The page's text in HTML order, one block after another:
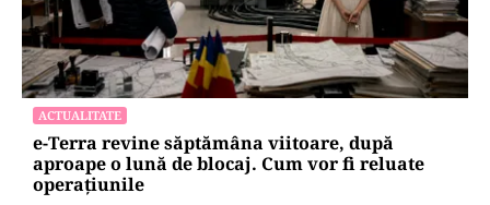
ACTUALITATE
e-Terra revine săptămâna viitoare, după
aproape o lună de blocaj. Cum vor fi reluate
operațiunile